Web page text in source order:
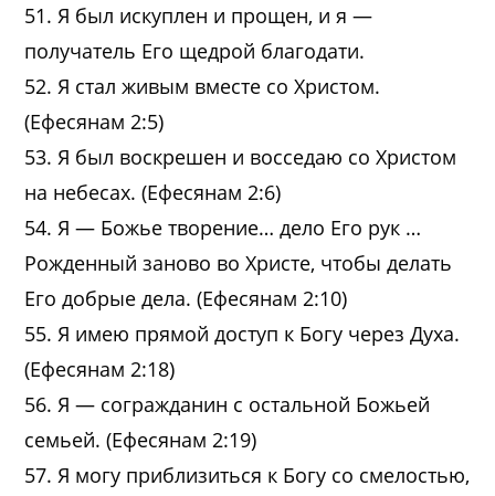
51. Я был искуплен и прощен, и я —
получатель Его щедрой благодати.
52. Я стал живым вместе со Христом.
(Ефесянам 2:5)
53. Я был воскрешен и восседаю со Христом
на небесах. (Ефесянам 2:6)
54. Я — Божье творение… дело Его рук …
Рожденный заново во Христе, чтобы делать
Его добрые дела. (Ефесянам 2:10)
55. Я имею прямой доступ к Богу через Духа.
(Ефесянам 2:18)
56. Я — согражданин с остальной Божьей
семьей. (Ефесянам 2:19)
57. Я могу приблизиться к Богу со смелостью,